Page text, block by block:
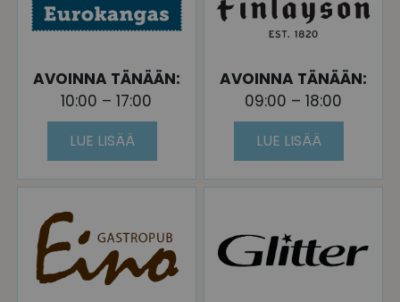
AVOINNA TÄNÄÄN:
10:00 – 17:00
LUE LISÄÄ
AVOINNA TÄNÄÄN:
09:00 – 18:00
LUE LISÄÄ